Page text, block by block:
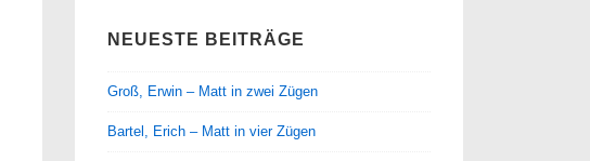
NEUESTE BEITRÄGE
Groß, Erwin – Matt in zwei Zügen
Bartel, Erich – Matt in vier Zügen